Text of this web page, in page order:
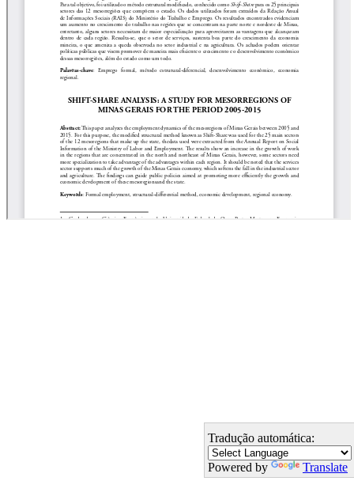
Tradução automática:
Powered by Translate